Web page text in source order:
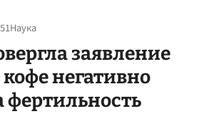
Наука
заявление
кофе негативно
фертильность